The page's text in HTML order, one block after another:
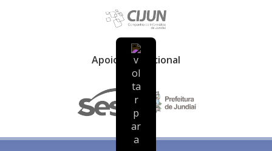
Apoio Institucional